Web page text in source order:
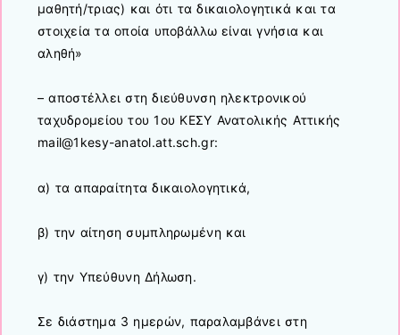
μαθητή/τριας) και ότι τα δικαιολογητικά και τα
στοιχεία τα οποία υποβάλλω είναι γνήσια και
αληθή»
– αποστέλλει στη διεύθυνση ηλεκτρονικού
ταχυδρομείου του 1ου ΚΕΣΥ Ανατολικής Αττικής
mail@1kesy-anatol.att.sch.gr:
α) τα απαραίτητα δικαιολογητικά,
β) την αίτηση συμπληρωμένη και
γ) την Υπεύθυνη Δήλωση.
Σε διάστημα 3 ημερών, παραλαμβάνει στη